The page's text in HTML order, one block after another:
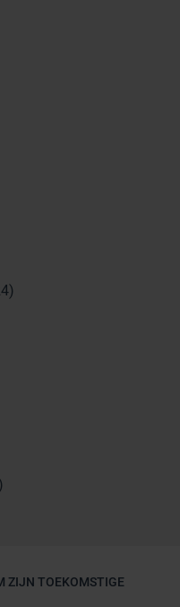
ZIJN TOEKOMSTIGE